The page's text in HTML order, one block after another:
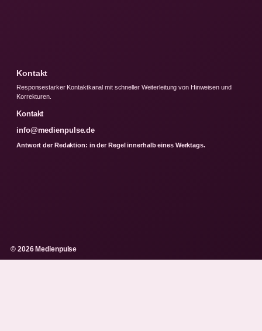
Kontakt
Responsestarker Kontaktkanal mit schneller Weiterleitung von Hinweisen und
Korrekturen.
Kontakt
info@medienpulse.de
Antwort der Redaktion: in der Regel innerhalb eines Werktags.
© 2026 Medienpulse